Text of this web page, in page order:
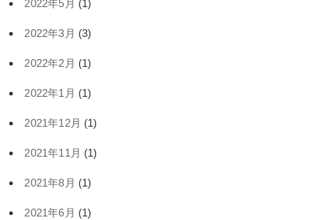
2022年5月 (1)
2022年3月 (3)
2022年2月 (1)
2022年1月 (1)
2021年12月 (1)
2021年11月 (1)
2021年8月 (1)
2021年6月 (1)